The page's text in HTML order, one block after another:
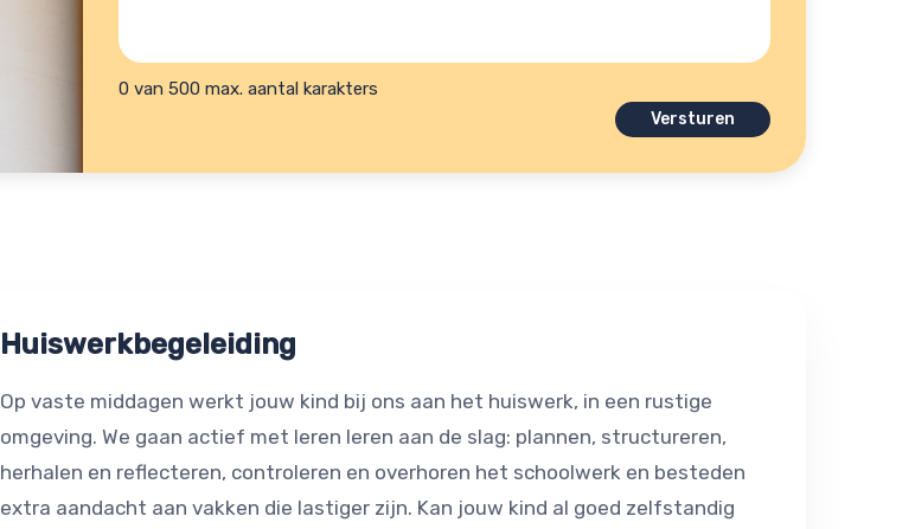
(Vereist)
hulpvraag?
0 van 500 max. aantal karakters
Huiswerkbegeleiding
Op vaste middagen werkt jouw kind bij ons aan het huiswerk, in een rustige
omgeving. We gaan actief met leren leren aan de slag: plannen, structureren,
herhalen en reflecteren, controleren en overhoren het schoolwerk en besteden
extra aandacht aan vakken die lastiger zijn. Kan jouw kind al goed zelfstandig